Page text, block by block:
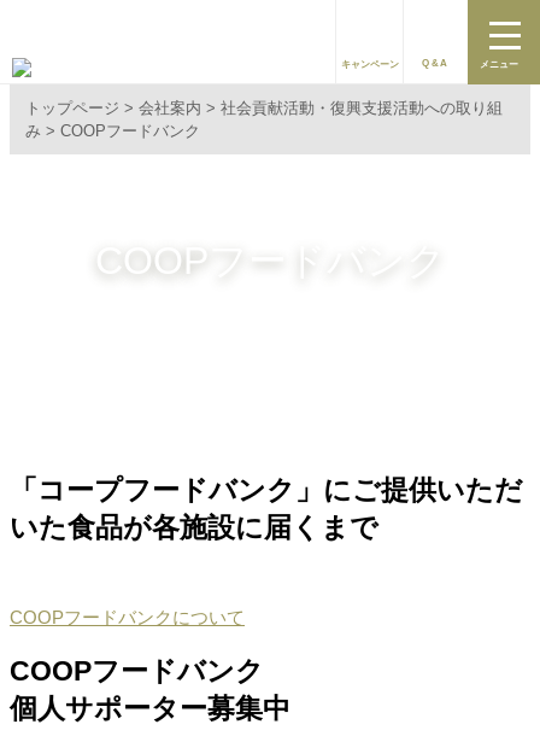
キャンペーン Q&A メニュー
トップページ 会社案内
社会貢献活動・復興支援活動への取り組
み
COOPフードバンク
COOPフードバンク
「コープフードバンク」にご提供いただ
いた食品が各施設に届くまで
COOPフードバンクについて
COOPフードバンク
個人サポーター募集中